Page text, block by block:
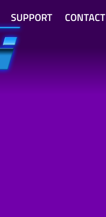
SUPPORT CONTACT